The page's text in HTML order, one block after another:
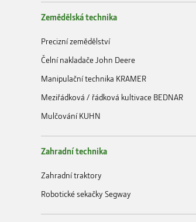
Zemědělská technika
Precizní zemědělství
Čelní nakladače John Deere
Manipulační technika KRAMER
Meziřádková / řádková kultivace BEDNAR
Mulčování KUHN
Zahradní technika
Zahradní traktory
Robotické sekačky Segway